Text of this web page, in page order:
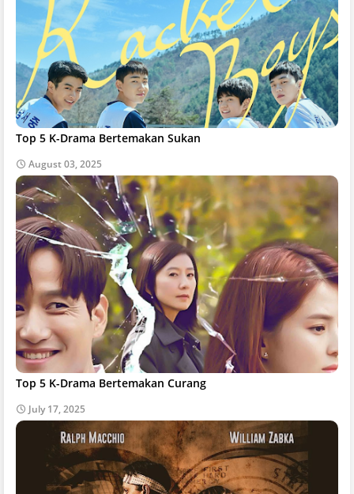
Top 5 K-Drama Bertemakan Sukan
August 03, 2025
Top 5 K-Drama Bertemakan Curang
July 17, 2025